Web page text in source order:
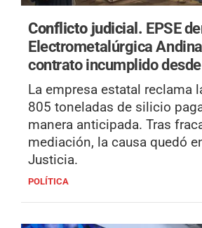
Conflicto judicial. EPSE
Electrometalúrgica
contrato incumplido
La empresa estatal reclama
805 toneladas de silicio
manera anticipada. Tras
mediación, la causa quedó
Justicia.
POLÍTICA